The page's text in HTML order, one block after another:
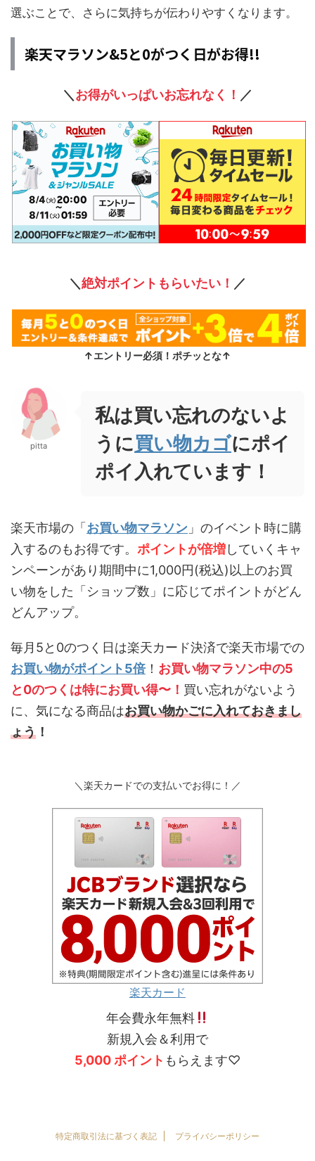
選ぶことで、さらに気持ちが伝わりやすくなります。
楽天マラソン&5と0がつく日がお得!!
＼ お得がいっぱいお忘れなく！ ／
＼絶対ポイントもらいたい！ ／
↑エントリー必須！ポチッとな↑
pitta
私は買い忘れのないよ
うに買い物カゴにポイ
ポイ入れています！
楽天市場の「 お買い物マラソン 」のイベント時に購
入するのもお得です。 ポイントが倍増していくキャ
ンペーンがあり期間中に1,000円(税込)以上のお買
い物をした「ショップ数」に応じてポイントがどん
どんアップ。
毎月5と0のつく日は楽天カード決済で楽天市場での
お買い物がポイント5倍 ！ お買い物マラソン中の5
と0のつくは特にお買い得〜！ 買い忘れがないよう
に、気になる商品はお買い物かごに入れておきまし
ょう ！
＼楽天カードでの支払いでお得に！／
楽天カード
年会費永年無料
新規入会＆利用で
5,000 ポイント もらえます♡
特定商取引法に基づく表記 プライバシーポリシー